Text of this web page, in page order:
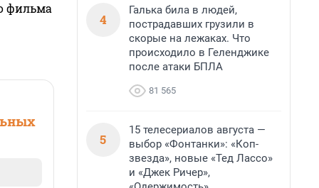
фильма
4
Галька била в людей,
пострадавших грузили в
скорые на лежаках. Что
происходило в Геленджике
после атаки БПЛА
81 565
5
15 телесериалов августа —
выбор «Фонтанки»: «Коп-
звезда», новые «Тед Лассо»
и «Джек Ричер»,